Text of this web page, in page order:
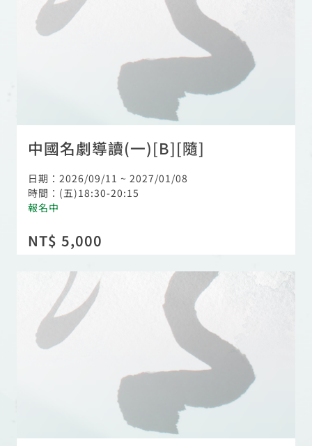
中國名劇導讀(一)[B][隨]
日期：2026/09/11 ~ 2027/01/08
時間：(五)18:30-20:15
報名中
NT$ 5,000